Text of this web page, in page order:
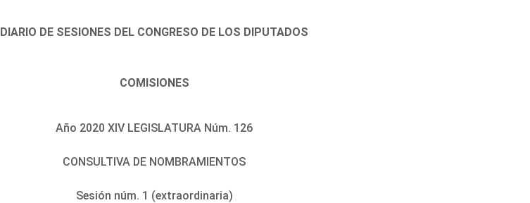
DIARIO DE SESIONES DEL CONGRESO DE LOS DIPUTADOS
COMISIONES
Año 2020 XIV LEGISLATURA Núm. 126
CONSULTIVA DE NOMBRAMIENTOS
Sesión núm. 1 (extraordinaria)